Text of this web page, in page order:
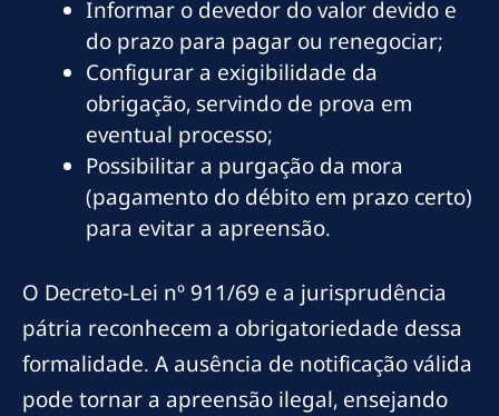
Informar o devedor do valor devido e
do prazo para pagar ou renegociar;
Configurar a exigibilidade da
obrigação, servindo de prova em
eventual processo;
Possibilitar a purgação da mora
(pagamento do débito em prazo certo)
para evitar a apreensão.
O Decreto-Lei nº 911/69 e a jurisprudência
pátria reconhecem a obrigatoriedade dessa
formalidade. A ausência de notificação válida
pode tornar a apreensão ilegal, ensejando